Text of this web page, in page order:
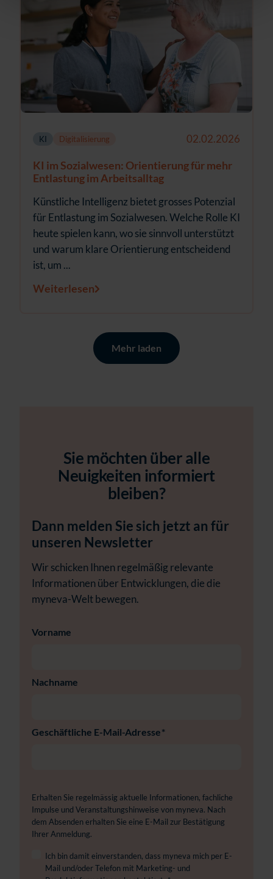
KI Digitalisierung 02.02.2026
KI im Sozialwesen: Orientierung für mehr
Entlastung im Arbeitsalltag
Künstliche Intelligenz bietet grosses Potenzial
für Entlastung im Sozialwesen. Welche Rolle KI
heute spielen kann, wo sie sinnvoll unterstützt
und warum klare Orientierung entscheidend
ist, um ...
Weiterlesen
Mehr laden
Sie möchten über alle
Neuigkeiten informiert
bleiben?
Dann melden Sie sich jetzt an für
unseren Newsletter
Wir schicken Ihnen regelmäßig relevante
Informationen über Entwicklungen, die die
myneva-Welt bewegen.
Vorname
Nachname
Geschäftliche E-Mail-Adresse*
Erhalten Sie regelmässig aktuelle Informationen, fachliche
Impulse und Veranstaltungshinweise von myneva. Nach
dem Absenden erhalten Sie eine E-Mail zur Bestätigung
Ihrer Anmeldung.
Ich bin damit einverstanden, dass myneva mich per E-
Mail und/oder Telefon mit Marketing- und